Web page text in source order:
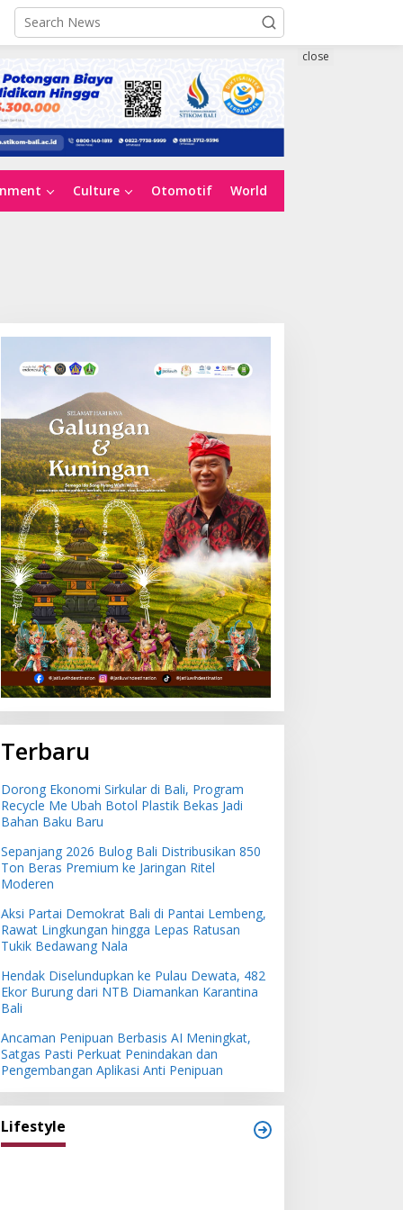
Culture Otomotif World
close
Terbaru
Dorong Ekonomi Sirkular di Bali, Program
Recycle Me Ubah Botol Plastik Bekas Jadi
Bahan Baku Baru
Sepanjang 2026 Bulog Bali Distribusikan 850
Ton Beras Premium ke Jaringan Ritel
Moderen
Aksi Partai Demokrat Bali di Pantai Lembeng,
Rawat Lingkungan hingga Lepas Ratusan
Tukik Bedawang Nala
Hendak Diselundupkan ke Pulau Dewata, 482
Ekor Burung dari NTB Diamankan Karantina
Bali
Ancaman Penipuan Berbasis AI Meningkat,
Satgas Pasti Perkuat Penindakan dan
Pengembangan Aplikasi Anti Penipuan
Lifestyle